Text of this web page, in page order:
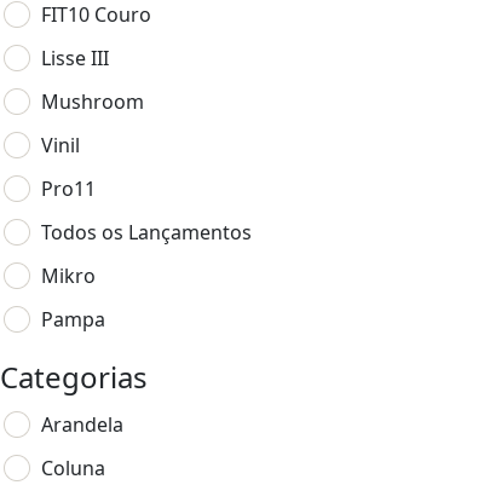
FIT10 Couro
Lisse III
Mushroom
Vinil
Pro11
Todos os Lançamentos
Mikro
Pampa
Categorias
Arandela
Coluna